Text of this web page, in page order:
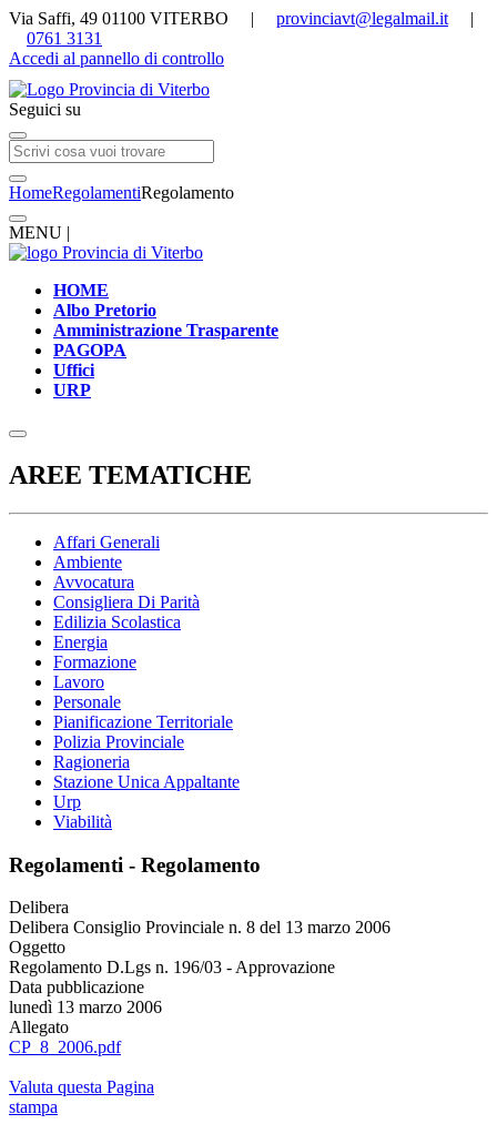
Via Saffi, 49 01100 VITERBO | provinciavt@legalmail.it |
0761 3131
Accedi al pannello di controllo
Seguici su
HomeRegolamentiRegolamento
MENU |
HOME
Albo Pretorio
Amministrazione Trasparente
PAGOPA
Uffici
URP
AREE TEMATICHE
Affari Generali
Ambiente
Avvocatura
Consigliera Di Parità
Edilizia Scolastica
Energia
Formazione
Lavoro
Personale
Pianificazione Territoriale
Polizia Provinciale
Ragioneria
Stazione Unica Appaltante
Urp
Viabilità
Regolamenti - Regolamento
Delibera
Delibera Consiglio Provinciale n. 8 del 13 marzo 2006
Oggetto
Regolamento D.Lgs n. 196/03 - Approvazione
Data pubblicazione
lunedì 13 marzo 2006
Allegato
CP_8_2006.pdf
Valuta questa Pagina
stampa